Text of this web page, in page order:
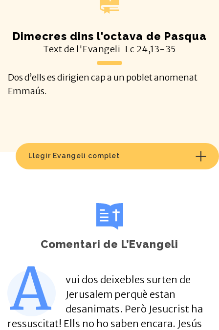
Dimecres dins l'octava de Pasqua
Text de l'Evangeli Lc 24,13-35
Dos d’ells es dirigien cap a un poblet anomenat
Emmaús.
Llegir Evangeli complet
Comentari de L’Evangeli
A
vui dos deixebles surten de
Jerusalem perquè estan
desanimats. Però Jesucrist ha
ressuscitat! Ells no ho saben encara. Jesús